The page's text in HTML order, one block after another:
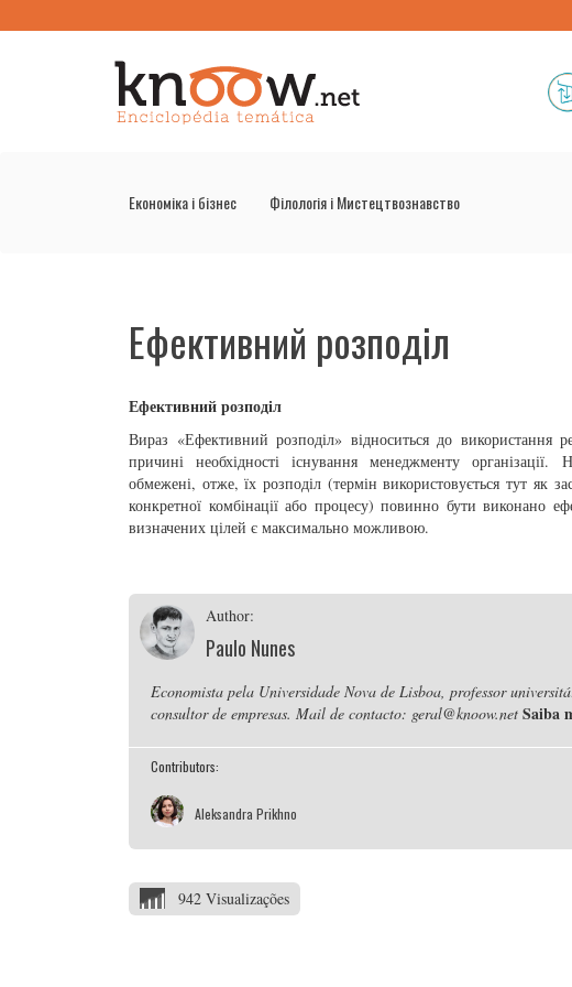
Економіка і бізнес Філологія і Мистецтвознавство
Ефективний розподіл
Ефективний розподіл
Вираз «Ефективний розподіл» відноситься до використання
причині необхідності існування менеджменту організації.
обмежені, отже, їх розподіл (термін використовується тут як
конкретної комбінації або процесу) повинно бути виконано
визначених цілей є максимально можливою.
Author:
Paulo Nunes
Economista pela Universidade Nova de Lisboa, professor
consultor de empresas. Mail de contacto: geral@knoow.net Saiba
Contributors:
Aleksandra Prikhno
942 Visualizações